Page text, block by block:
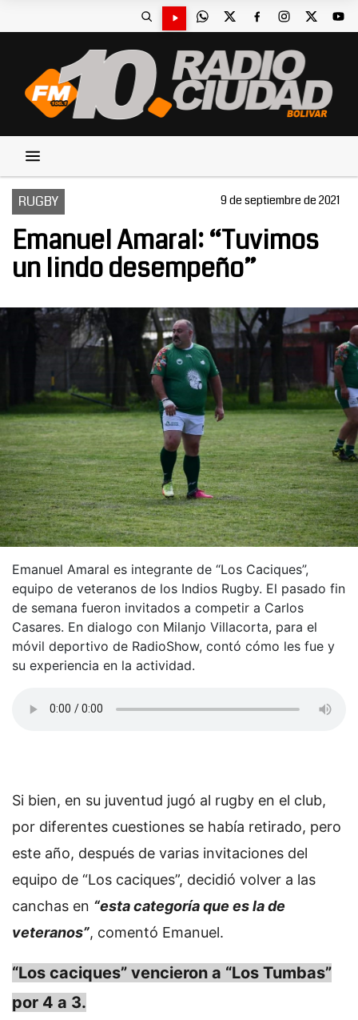
RUGBY 9 de septiembre de 2021
Emanuel Amaral: “Tuvimos
un lindo desempeño”
Emanuel Amaral es integrante de “Los Caciques”,
equipo de veteranos de los Indios Rugby. El pasado fin
de semana fueron invitados a competir a Carlos
Casares. En dialogo con Milanjo Villacorta, para el
móvil deportivo de RadioShow, contó cómo les fue y
su experiencia en la actividad.
Si bien, en su juventud jugó al rugby en el club,
por diferentes cuestiones se había retirado, pero
este año, después de varias invitaciones del
equipo de “Los caciques”, decidió volver a las
canchas en “esta categoría que es la de
veteranos”, comentó Emanuel.
“Los caciques” vencieron a “Los Tumbas”
por 4 a 3.